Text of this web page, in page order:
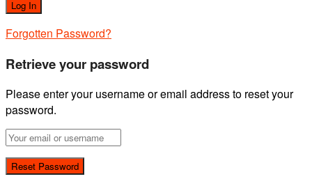
Forgotten Password?
Retrieve your password
Please enter your username or email address to reset your
password.